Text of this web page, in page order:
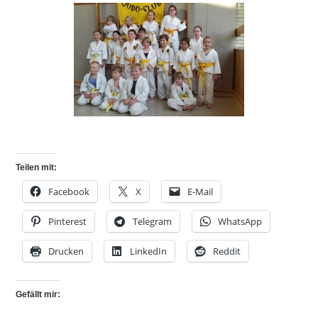
Teilen mit:
Facebook X E-Mail
Pinterest Telegram WhatsApp
Drucken LinkedIn Reddit
Gefällt mir: